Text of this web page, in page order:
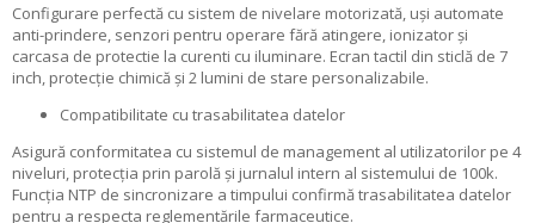
Configurare perfectă cu sistem de nivelare motorizată, uși automate
anti-prindere, senzori pentru operare fără atingere, ionizator și
carcasa de protectie la curenti cu iluminare. Ecran tactil din sticlă de 7
inch, protecție chimică și 2 lumini de stare personalizabile.
Compatibilitate cu trasabilitatea datelor
Asigură conformitatea cu sistemul de management al utilizatorilor pe 4
niveluri, protecția prin parolă și jurnalul intern al sistemului de 100k.
Funcția NTP de sincronizare a timpului confirmă trasabilitatea datelor
pentru a respecta reglementările farmaceutice.